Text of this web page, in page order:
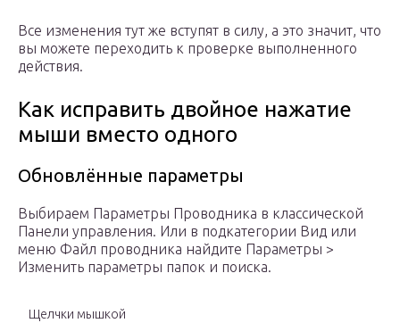
Все изменения тут же вступят в силу, а это значит, что
вы можете переходить к проверке выполненного
действия.
Как исправить двойное нажатие
мыши вместо одного
Обновлённые параметры
Выбираем Параметры Проводника в классической
Панели управления. Или в подкатегории Вид или
меню Файл проводника найдите Параметры >
Изменить параметры папок и поиска.
Щелчки мышкой